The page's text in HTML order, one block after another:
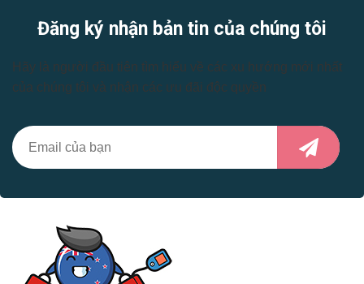
Đăng ký nhận bản tin của chúng tôi
Hãy là người đầu tiên tìm hiểu về các xu hướng mới nhất
của chúng tôi và nhận các ưu đãi độc quyền